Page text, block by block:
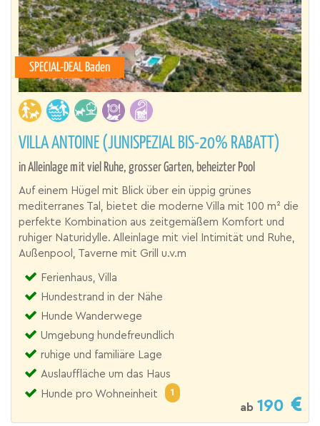
SPECIAL-DEAL Baden
VILLA ANTOINE (JUNISPEZIAL BIS-20% RABATT)
in Alleinlage mit viel Ruhe, grosser Garten, beheizter Pool
Auf einem Hügel mit Blick über ein üppig grünes
mediterranes Tal, bietet die moderne Villa mit 100 m² die
perfekte Kombination aus zeitgemäßem Komfort und
ruhiger Naturidylle. Alleinlage mit viel Intimität und Ruhe,
Außenpool, Taverne mit Grill u.v.m
Ferienhaus, Villa
Hundestrand in der Nähe
Hunde Wanderwege
Umgebung hundefreundlich
ruhige und familiäre Lage
Auslauffläche um das Haus
Hunde pro Wohneinheit
1
ab 190